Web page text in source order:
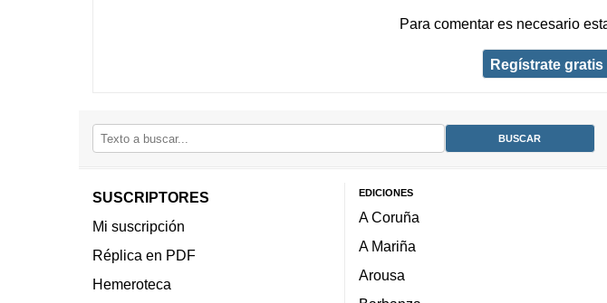
Para comentar es necesario
Regístrate gratis
SUSCRIPTORES
Mi suscripción
Réplica en PDF
Hemeroteca
EDICIONES
A Coruña
A Mariña
Arousa